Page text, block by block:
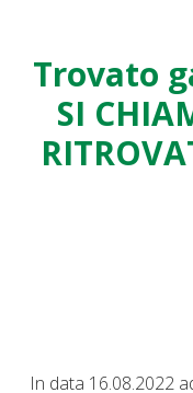
Trovato
SI
In data 16.08.2022